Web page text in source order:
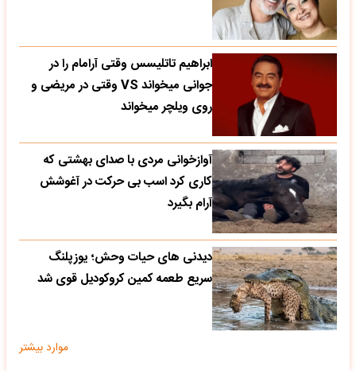
ابراهیم تاتلیسس وقتی آرامام را در
جوانی میخواند VS وقتی در مریضی و
روی ویلچر میخواند
آوازخوانی مردی با صدای بهشتی که
کاری کرد اسب بی حرکت در آغوشش
آرام بگیرد
دیدنی های حیات وحش؛ یوزپلنگ
سریع طعمه کمین کروکودیل قوی شد
موارد بیشتر